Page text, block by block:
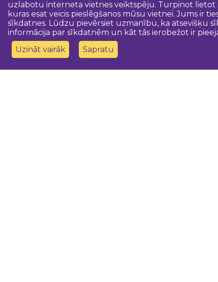
uzlabotu interneta vietnes veiktspēju. Turpinot lietot
kuras esat veicis pieslēgšanos mūsu vietnei. Jums ir
sīkdatnes. Lūdzu pievērsiet uzmanību, ka atsevišķu
informācija par sīkdatnēm un kāt tās ierobežot ir
Uzināt vairāk
Sapratu